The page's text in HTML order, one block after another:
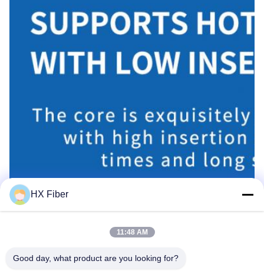
HX Fiber
11:48 AM
Good day, what product are you looking for?